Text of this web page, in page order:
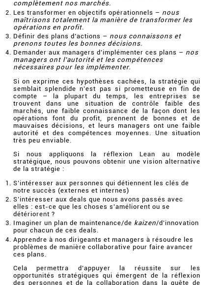
complètement nos marchés.
Les transformer en objectifs opérationnels – nous
maîtrisons totalement la manière de transformer les
opérations en profit.
Définir des plans d’actions – nous connaissons et
prenons toutes les bonnes décisions.
Demander aux managers d’implémenter ces plans – nos
managers ont l’autorité et les compétences
nécessaires pour les implémenter.
Si on exprime ces hypothèses cachées, la stratégie qui
semblait splendide n’est pas si prometteuse en fin de
compte – la plupart du temps, les entreprises se
trouvent dans une situation de contrôle faible des
marchés, une faible connaissance de la façon dont les
opérations font du profit, prennent de bonnes et de
mauvaises décisions, et leurs managers ont une faible
autorité et des compétences moyennes. Une situation
très peu enviable.
Si nous appliquons la réflexion Lean au modèle
stratégique, nous pouvons obtenir une vision alternative
de la stratégie :
S’intéresser aux personnes qui détiennent les clés de
notre succès (externes et internes)
S’intéresser aux deals que nous avons passés avec
elles : est-ce que les choses s’améliorent ou se
détériorent ?
Imaginer un plan de maintenance/de kaizen/d’innovation
pour chacun de ces deals.
Apprendre à nos dirigeants et managers à résoudre les
problèmes de manière collaborative pour faire avancer
ces plans.
Cela permettra d’appuyer la réussite sur les
opportunités stratégiques qui émergent de la réflexion
des personnes et de la collaboration dans la quête de